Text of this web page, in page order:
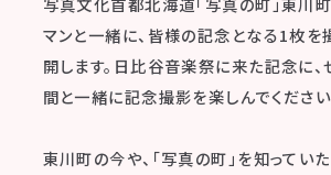
マンと一緒に、皆様の記念となる1枚を
開します。日比谷音楽祭に来た記念に、
間と一緒に記念撮影を楽しんでください
東川町の今や、「写真の町」を知ってい